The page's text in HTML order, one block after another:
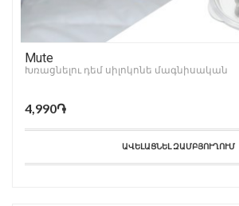
Mute
Խռացնելու դեմ սիլոկոնե մագնիսական
4,990֏
ԱՎԵԼԱՑՆԵԼ ԶԱՄԲՅՈՒՂՈՒՄ